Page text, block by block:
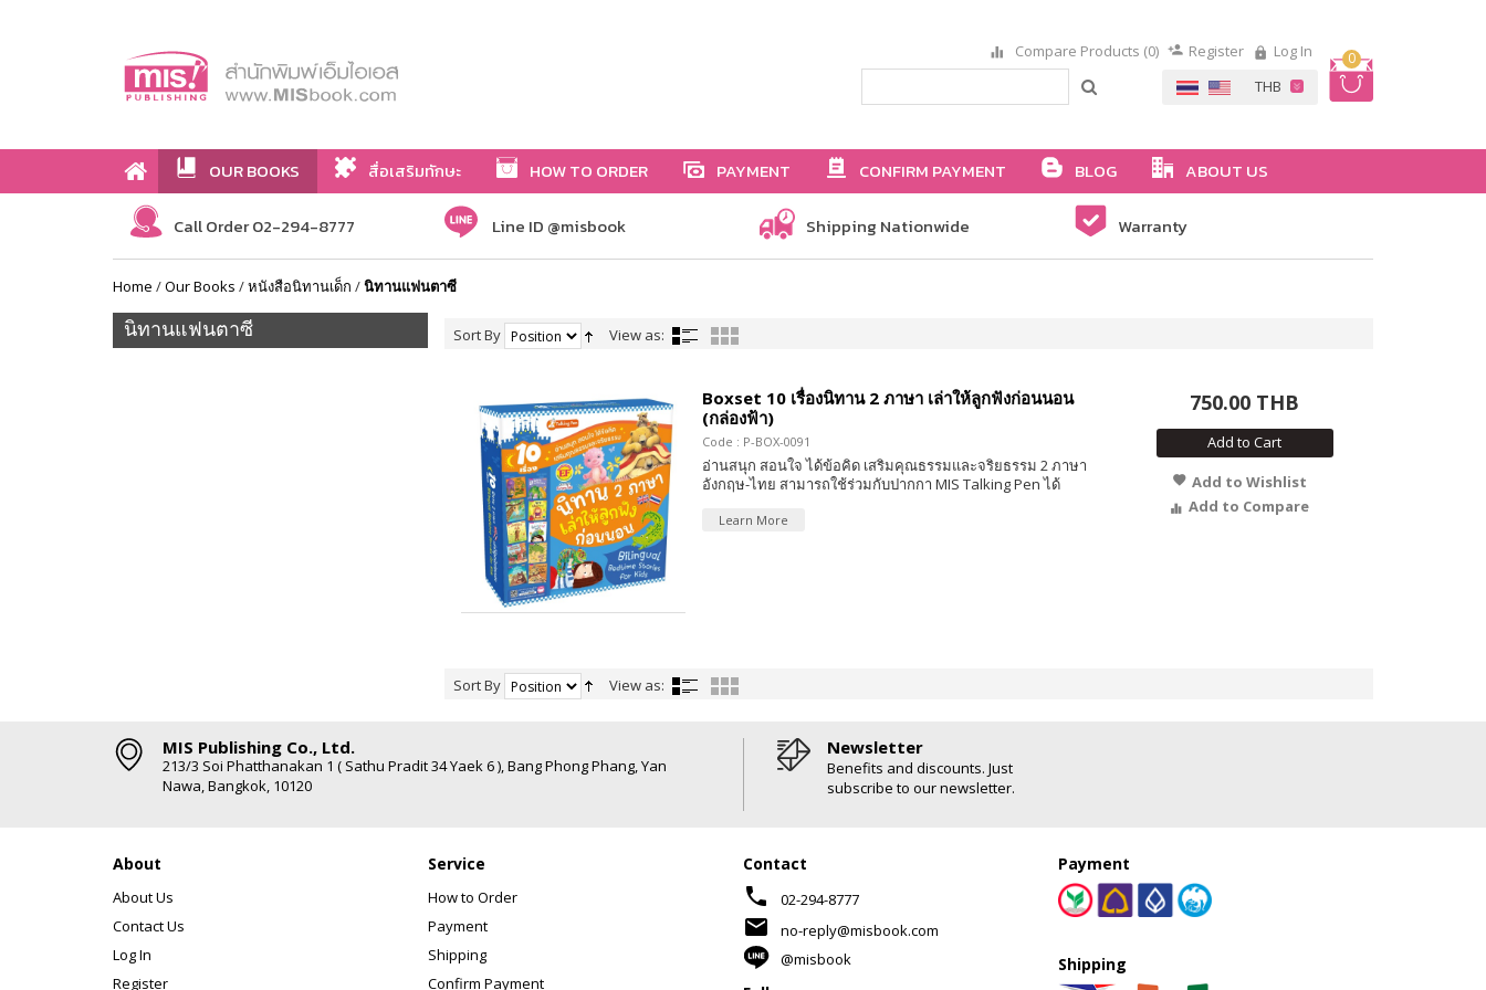
0
Compare Products (0) Register Log In
OUR BOOKS สื่อเสริมทักษะ HOW TO ORDER PAYMENT CONFIRM PAYMENT BLOG ABOUT US
Call Order 02-294-8777 Line ID @misbook Shipping Nationwide Warranty
Home /Our Books /หนังสือนิทานเด็ก /นิทานแฟนตาซี
นิทานแฟนตาซี Sort By View as:
Boxset 10 เรื่องนิทาน 2 ภาษา เล่าให้ลูกฟังก่อนนอน
(กล่องฟ้า)
Code : P-BOX-0091
อ่านสนุก สอนใจ ได้ข้อคิด เสริมคุณธรรมและจริยธรรม 2 ภาษา
อังกฤษ-ไทย สามารถใช้ร่วมกับปากกา MIS Talking Pen ได้
Learn More
750.00 THB
Add to Cart
Add to Wishlist
Add to Compare
Sort By View as:
MIS Publishing Co., Ltd.
213/3 Soi Phatthanakan 1 ( Sathu Pradit 34 Yaek 6 ), Bang Phong Phang, Yan
Nawa, Bangkok, 10120
Newsletter
Benefits and discounts. Just
subscribe to our newsletter.
About
About Us
Contact Us
Log In
Register
Service
How to Order
Payment
Shipping
Confirm Payment
Contact
phone 02-294-8777
mail
no-reply@misbook.com
@misbook
Payment
Shipping